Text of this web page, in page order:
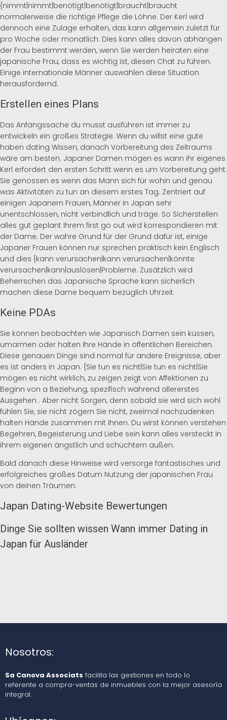
{nimmt|nimmt|benötigt|benötigt|braucht|braucht
normalerweise die richtige Pflege die Löhne. Der Kerl wird
dennoch eine Zulage erhalten, das kann allgemein zuletzt für
pro Woche oder monatlich. Dies kann alles davon abhängen
der Frau bestimmt werden, wenn Sie werden heiraten eine
japanische Frau, dass es wichtig ist, diesen Chat zu führen.
Einige internationale Männer auswählen diese Situation
herausfordernd.
Erstellen eines Plans
Das Anfangssache du musst ausführen ist immer zu
entwickeln ein großes Strategie. Wenn du willst eine gute
haben dating Wissen, danach Vorbereitung des Zeitraums
wäre am besten. Japaner Damen mögen es wann ihr eigenes
Kerl erfordert den ersten Schritt wenn es um Vorbereitung geht.
Sie genossen es wenn das Mann sich für wohin und genau
was Aktivitäten zu tun an diesem erstes Tag. Zentriert auf
einigen Japanern Frauen, Männer in Japan sehr
unentschlossen, nicht verbindlich und träge. So Sicherstellen
alles gut geplant Ihrem first go out wird korrespondieren mit
der Dame. Der wahre Grund für der Grund dafür ist, einige
Japaner Frauen können nur sprechen praktisch kein Englisch
und dies {kann verursachen|kann verursachen|könnte
verursachen|kann|auslösen|Probleme. Zusätzlich wird
Beherrschen das Japanische Sprache kann sicherlich
machen diese Dame bequem bezüglich Uhrzeit.
Keine PDAs
Sie können beobachten wie Japanisch Damen sein küssen,
umarmen oder halten Ihre Hände in öffentlichen Bereichen.
Diese genauen Dinge sind normal für andere Ereignisse, aber
es ist anders in Japan. {Sie tun es nicht|Sie tun es nicht|Sie
mögen es nicht wirklich, zu zeigen zeigt von Affektionen zu
Beginn von a Beziehung, spezifisch während allererstes
Ausgehen . Aber nicht Sorgen, denn sobald sie wird sich wohl
fühlen Sie, sie nicht zögern Sie nicht, zweimal nachzudenken
halten Hände zusammen mit Ihnen. Du wirst können verstehen
Begehren, Begeisterung und Liebe sein kann alles versteckt in
ihrem eigenen ängstlich und schüchtern außen.
Bald danach diese Hinweise wird versorge fantastisches und
erfolgreiches großes Datum Nutzung der japanischen Frau
von deinen Träumen.
Japan Dating-Website Bewertungen
Dinge Sie sollten wissen Wann immer Dating in
Japan für Ausländer
Nosotros:
Sa Canova Associats facilita las gestiones en todo lo
referente a compra-ventas de inmuebles con la mejor asesoría
integral.